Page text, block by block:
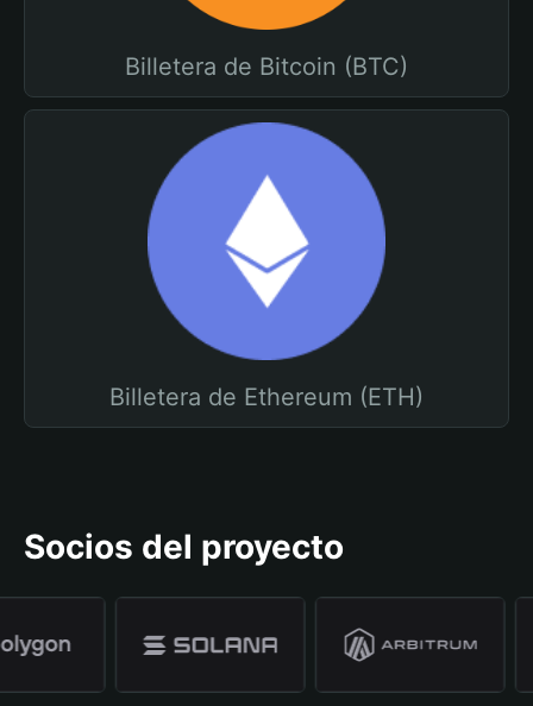
Billetera de Bitcoin (BTC)
Billetera de Ethereum (ETH)
Socios del proyecto